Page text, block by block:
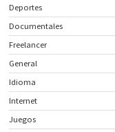
Deportes
Documentales
Freelancer
General
Idioma
Internet
Juegos